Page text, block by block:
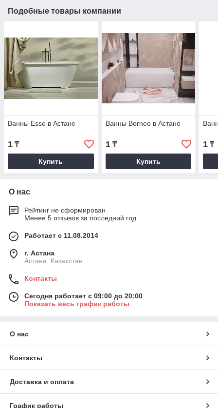
Подобные товары компании
Ванны Esse в Астане
1 ₸
Купить
Ванны Borneo в Астане
1₸
Купить
1 ₸
О нас
Рейтинг не сформирован
Менее 5 отзывов за последний год
Работает с 11.08.2014
г. Астана
Астана, Казахстан
Контакты
Сегодня работает с 09:00 до 20:00
Показать весь график работы
О нас
Контакты
Доставка и оплата
График работы